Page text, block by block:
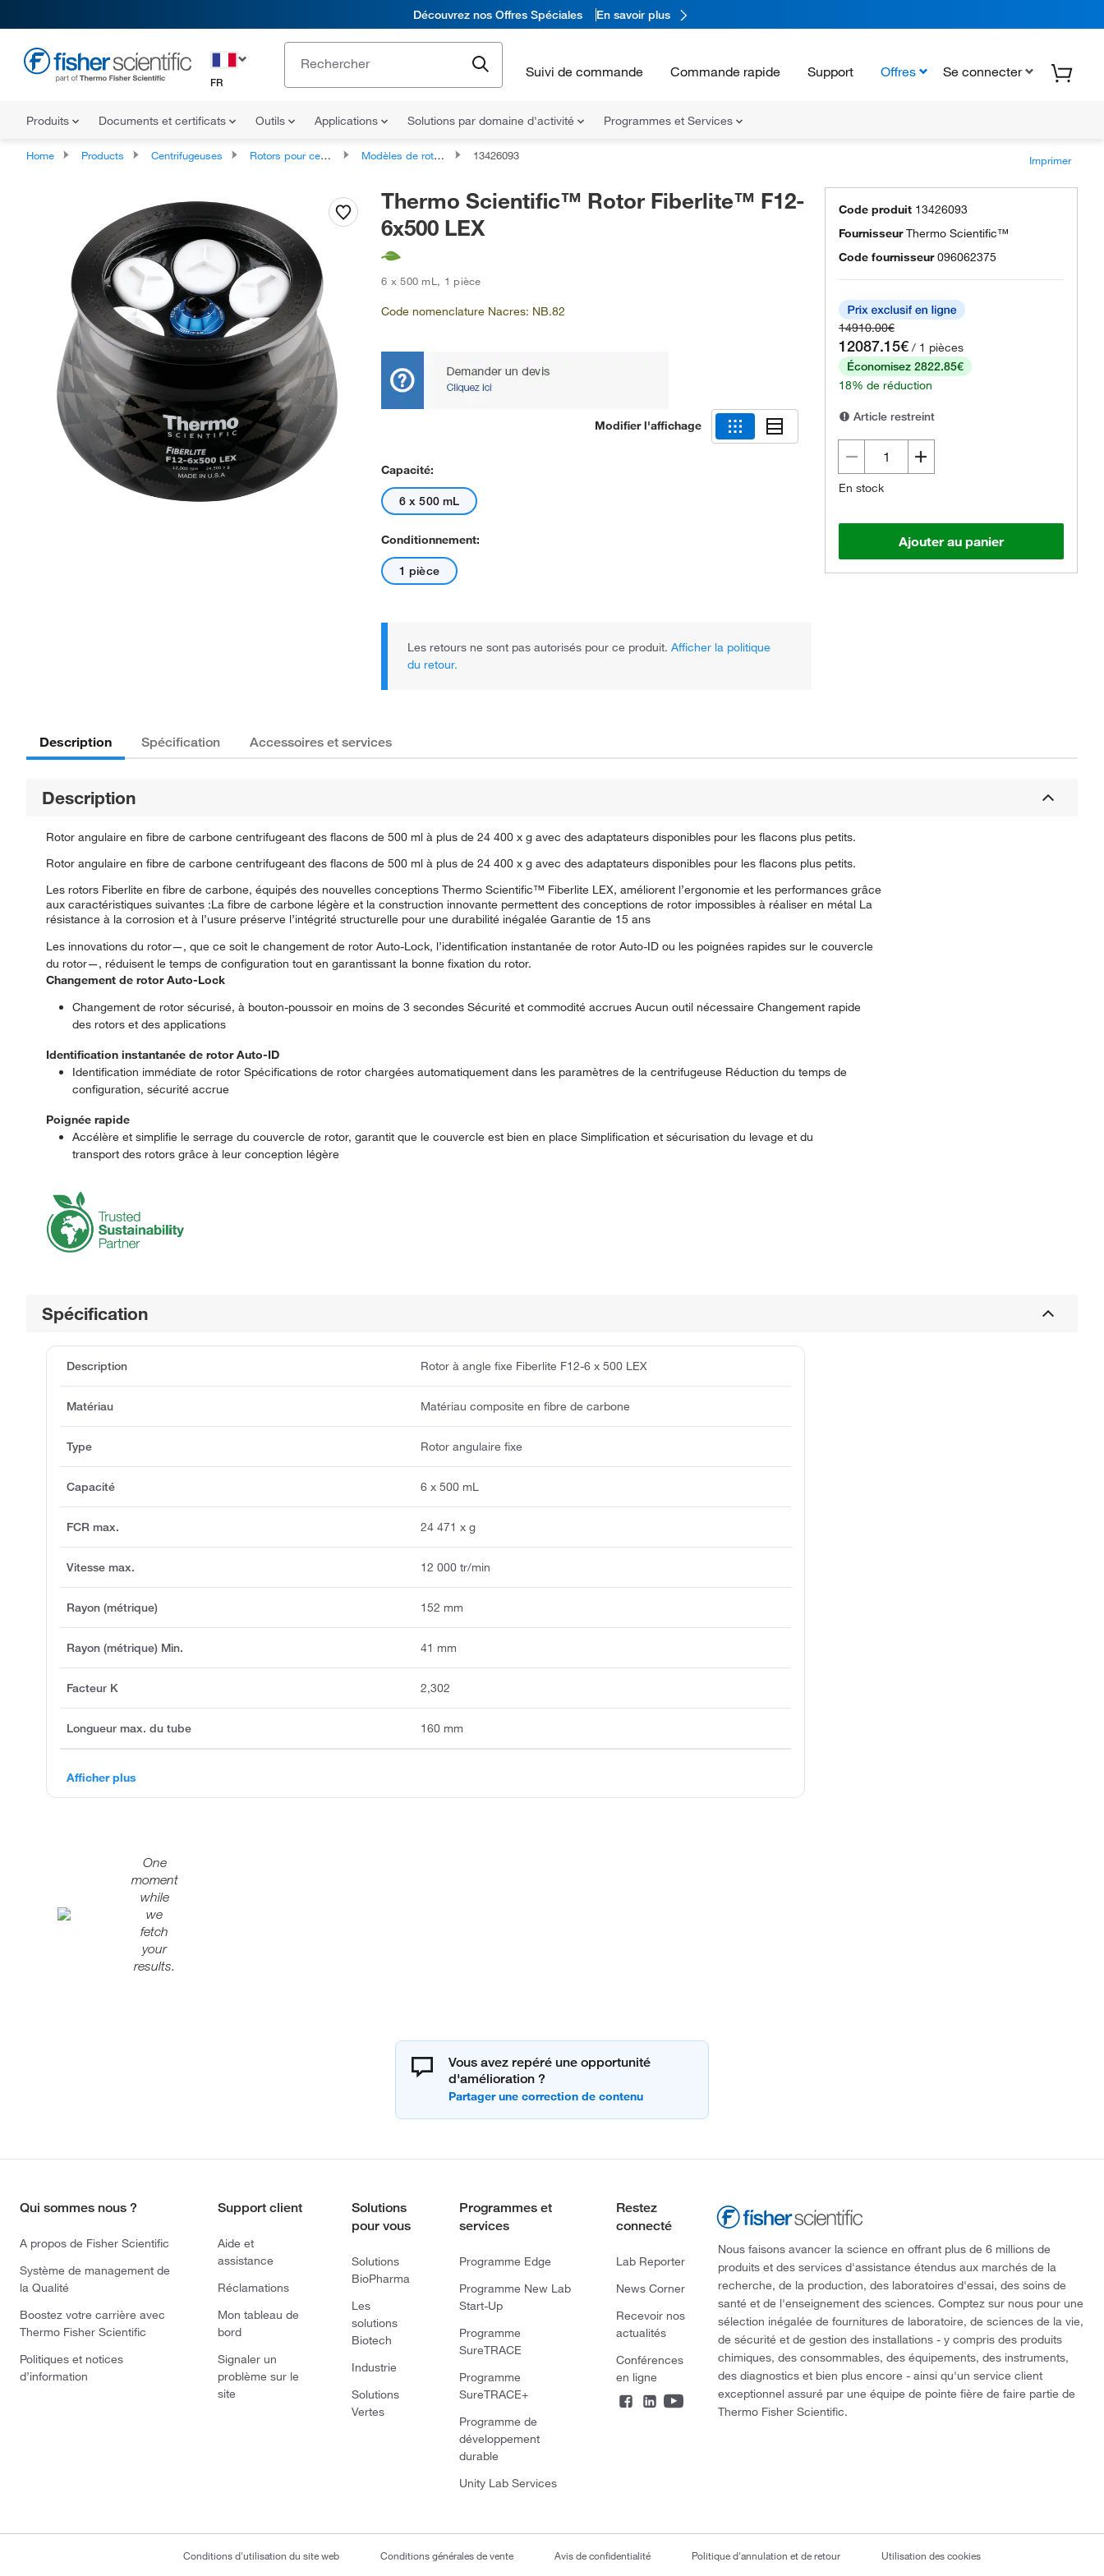
Découvrez nos Offres Spéciales En savoir plus
FR
Suivi de commande Commande rapide Support Offres Se connecter
Produits Documents et certificats Outils Applications Solutions par domaine d'activité Programmes et Services
Home Products Centrifugeuses Rotors pour centrifugeuses Modèles de rotors pour centrifugeuses sur pieds 13426093 Imprimer
Thermo Scientific™ Rotor Fiberlite™ F12-
6x500 LEX
6 x 500 mL , 1 pièce
Code nomenclature Nacres: NB.82
Modifier l'affichage
Capacité:
6 x 500 mL
Conditionnement:
1 pièce
Les retours ne sont pas autorisés pour ce produit. Afficher la politique
du retour.
Code produit 13426093
FournisseurThermo Scientific™
Code fournisseur 096062375
14910.00€
12087.15€ / 1 pièces
Économisez 2822.85€
18% de réduction
Article restreint
En stock
Ajouter au panier
Description Spécification Accessoires et services
Description
Rotor angulaire en fibre de carbone centrifugeant des flacons de 500 ml à plus de 24 400 x g avec des adaptateurs disponibles pour les flacons plus petits.
Rotor angulaire en fibre de carbone centrifugeant des flacons de 500 ml à plus de 24 400 x g avec des adaptateurs disponibles pour les flacons plus petits.
Les rotors Fiberlite en fibre de carbone, équipés des nouvelles conceptions Thermo Scientific™ Fiberlite LEX, améliorent l’ergonomie et les performances grâce
aux caractéristiques suivantes :La fibre de carbone légère et la construction innovante permettent des conceptions de rotor impossibles à réaliser en métal La
résistance à la corrosion et à l’usure préserve l’intégrité structurelle pour une durabilité inégalée Garantie de 15 ans
Les innovations du rotor—, que ce soit le changement de rotor Auto-Lock, l’identification instantanée de rotor Auto-ID ou les poignées rapides sur le couvercle
du rotor—, réduisent le temps de configuration tout en garantissant la bonne fixation du rotor.
Changement de rotor Auto-Lock
Changement de rotor sécurisé, à bouton-poussoir en moins de 3 secondes Sécurité et commodité accrues Aucun outil nécessaire Changement rapide
des rotors et des applications
Identification instantanée de rotor Auto-ID
Identification immédiate de rotor Spécifications de rotor chargées automatiquement dans les paramètres de la centrifugeuse Réduction du temps de
configuration, sécurité accrue
Poignée rapide
Accélère et simplifie le serrage du couvercle de rotor, garantit que le couvercle est bien en place Simplification et sécurisation du levage et du
transport des rotors grâce à leur conception légère
Spécification
Description Rotor à angle fixe Fiberlite F12-6 x 500 LEX
Matériau Matériau composite en fibre de carbone
Type Rotor angulaire fixe
Capacité 6 x 500 mL
FCR max. 24 471 x g
Vitesse max. 12 000 tr/min
Rayon (métrique) 152 mm
Rayon (métrique) Min. 41 mm
Facteur K 2,302
Longueur max. du tube 160 mm
Afficher plus
One
moment
while
we
fetch
your
results.
Vous avez repéré une opportunité
d'amélioration ?
Qui sommes nous ?
A propos de Fisher Scientific
Système de management de
la Qualité
Boostez votre carrière avec
Thermo Fisher Scientific
Politiques et notices
d’information
Support client
Aide et
assistance
Réclamations
Mon tableau de
bord
Signaler un
problème sur le
site
Solutions
pour vous
Solutions
BioPharma
Les
solutions
Biotech
Industrie
Solutions
Vertes
Programmes et
services
Programme Edge
Programme New Lab
Start-Up
Programme
SureTRACE
Programme
SureTRACE+
Programme de
développement
durable
Unity Lab Services
Restez
connecté
Lab Reporter
News Corner
Recevoir nos
actualités
Conférences
en ligne
Nous faisons avancer la science en offrant plus de 6 millions de
produits et des services d'assistance étendus aux marchés de la
recherche, de la production, des laboratoires d'essai, des soins de
santé et de l'enseignement des sciences. Comptez sur nous pour une
sélection inégalée de fournitures de laboratoire, de sciences de la vie,
de sécurité et de gestion des installations - y compris des produits
chimiques, des consommables, des équipements, des instruments,
des diagnostics et bien plus encore - ainsi qu'un service client
exceptionnel assuré par une équipe de pointe fière de faire partie de
Thermo Fisher Scientific.
Conditions d'utilisation du site web Conditions générales de vente Avis de confidentialité Politique d'annulation et de retour Utilisation des cookies